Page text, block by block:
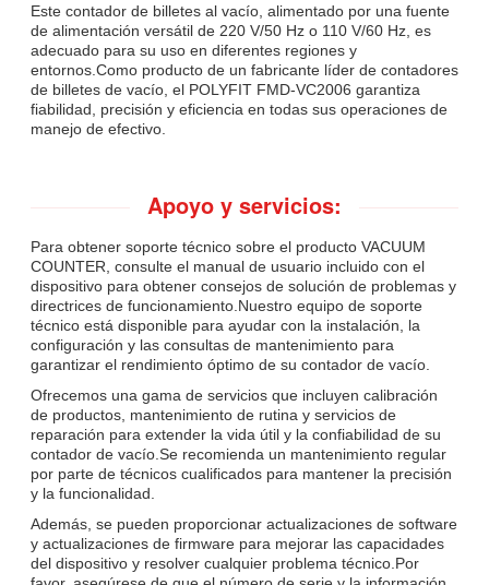
Este contador de billetes al vacío, alimentado por una fuente
de alimentación versátil de 220 V/50 Hz o 110 V/60 Hz, es
adecuado para su uso en diferentes regiones y
entornos.Como producto de un fabricante líder de contadores
de billetes de vacío, el POLYFIT FMD-VC2006 garantiza
fiabilidad, precisión y eficiencia en todas sus operaciones de
manejo de efectivo.
Apoyo y servicios:
Para obtener soporte técnico sobre el producto VACUUM
COUNTER, consulte el manual de usuario incluido con el
dispositivo para obtener consejos de solución de problemas y
directrices de funcionamiento.Nuestro equipo de soporte
técnico está disponible para ayudar con la instalación, la
configuración y las consultas de mantenimiento para
garantizar el rendimiento óptimo de su contador de vacío.
Ofrecemos una gama de servicios que incluyen calibración
de productos, mantenimiento de rutina y servicios de
reparación para extender la vida útil y la confiabilidad de su
contador de vacío.Se recomienda un mantenimiento regular
por parte de técnicos cualificados para mantener la precisión
y la funcionalidad.
Además, se pueden proporcionar actualizaciones de software
y actualizaciones de firmware para mejorar las capacidades
del dispositivo y resolver cualquier problema técnico.Por